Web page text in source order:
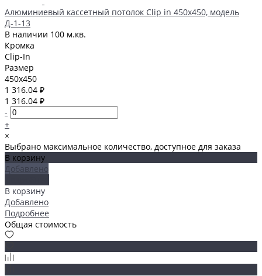
Алюминиевый кассетный потолок Clip in 450х450, модель
Д-1-13
В наличии 100 м.кв.
Кромка
Clip-In
Размер
450x450
1 316.04 ₽
1 316.04 ₽
-
+
×
Выбрано максимальное количество, доступное для заказа
В корзину
Добавлено
В корзину
Добавлено
Подробнее
Общая стоимость